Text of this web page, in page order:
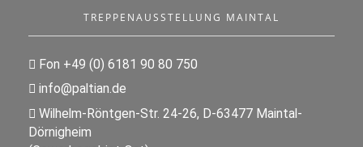
TREPPENAUSSTELLUNG MAINTAL
Fon +49 (0) 6181 90 80 750
info@paltian.de
Wilhelm-Röntgen-Str. 24-26, D-63477 Maintal-
Dörnigheim